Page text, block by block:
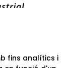
fins analítics i